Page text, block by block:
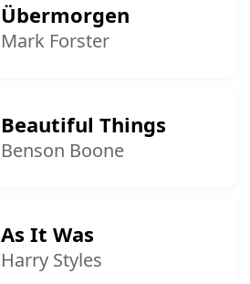
Übermorgen
Mark Forster
Beautiful Things
Benson Boone
As It Was
Harry Styles